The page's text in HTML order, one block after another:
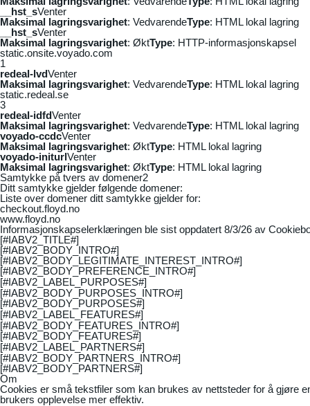
__hst_sVenter
Maksimal lagringsvarighet: VedvarendeType: HTML lokal lagring
__hst_sVenter
Maksimal lagringsvarighet: ØktType: HTTP-informasjonskapsel
static.onsite.voyado.com
1
redeal-lvdVenter
Maksimal lagringsvarighet: VedvarendeType: HTML lokal lagring
static.redeal.se
3
redeal-idfdVenter
Maksimal lagringsvarighet: VedvarendeType: HTML lokal lagring
voyado-ccdcVenter
Maksimal lagringsvarighet: ØktType: HTML lokal lagring
voyado-initurlVenter
Maksimal lagringsvarighet: ØktType: HTML lokal lagring
Samtykke på tvers av domener2
Ditt samtykke gjelder følgende domener:
Liste over domener ditt samtykke gjelder for:
checkout.floyd.no
www.floyd.no
Informasjonskapselerklæringen ble sist oppdatert 8/3/26 av
[#IABV2_TITLE#]
[#IABV2_BODY_INTRO#]
[#IABV2_BODY_LEGITIMATE_INTEREST_INTRO#]
[#IABV2_BODY_PREFERENCE_INTRO#]
[#IABV2_LABEL_PURPOSES#]
[#IABV2_BODY_PURPOSES_INTRO#]
[#IABV2_BODY_PURPOSES#]
[#IABV2_LABEL_FEATURES#]
[#IABV2_BODY_FEATURES_INTRO#]
[#IABV2_BODY_FEATURES#]
[#IABV2_LABEL_PARTNERS#]
[#IABV2_BODY_PARTNERS_INTRO#]
[#IABV2_BODY_PARTNERS#]
Om
Cookies er små tekstfiler som kan brukes av nettsteder for å gjøre
brukers opplevelse mer effektiv.